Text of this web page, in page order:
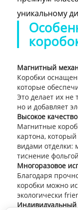
уникальному
Магнитный
Коробки
которые
Это делает их не
но и добавляет
Высокое
Магнитные
картона,
видами отделки:
тиснение
Многоразовое
Благодаря
коробки можно
экологически
Индивидуальный